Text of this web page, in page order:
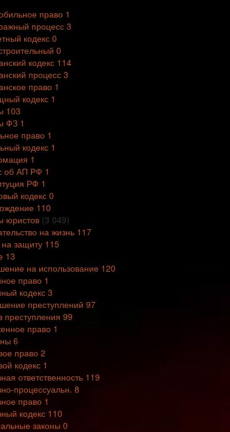
право 1
процесс 3
кодекс 0
0
кодекс 114
процесс3
право 1
кодекс 1
103
ФЗ 1
право 1
кодекс 1
1
об АП РФ 1
РФ 1
кодекс 0
110
юристов (3 049)
на жизнь 117
защиту 115
13
на использование 120
право 1
кодекс3
преступлений 97
преступления 99
право 1
6
право 2
кодекс 1
ответственность 119
процессуальн. 8
право 1
кодекс 110
законы 0